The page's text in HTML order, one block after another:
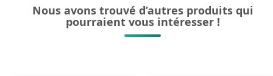
Nous avons trouvé d’autres produits qui
pourraient vous intéresser !